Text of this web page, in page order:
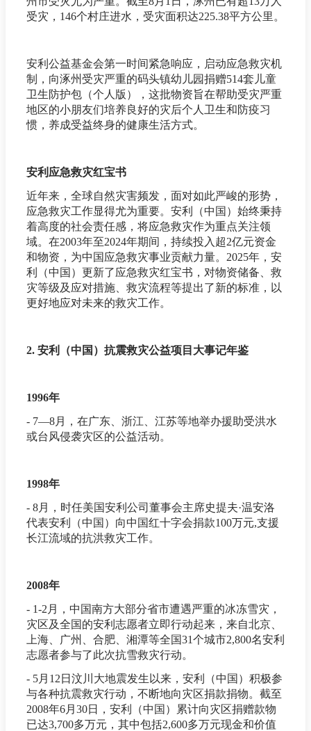
受灾，146个村庄进水，受灾面积达225.38平方公里。
安利公益基金会第一时间紧急响应，启动应急救灾机
制，向涿州受灾严重的码头镇幼儿园捐赠514套儿童
卫生防护包（个人版），这批物资旨在帮助受灾严重
地区的小朋友们培养良好的灾后个人卫生和防疫习
惯，养成受益终身的健康生活方式。
安利应急救灾红宝书
近年来，全球自然灾害频发，面对如此严峻的形势，
应急救灾工作显得尤为重要。安利（中国）始终秉持
着高度的社会责任感，将应急救灾作为重点关注领
域。在2003年至2024年期间，持续投入超2亿元资金
和物资，为中国应急救灾事业贡献力量。2025年，安
利（中国）更新了应急救灾红宝书，对物资储备、救
灾等级及应对措施、救灾流程等提出了新的标准，以
更好地应对未来的救灾工作。
2. 安利（中国）抗震救灾公益项目大事记年鉴
1996年
- 7—8月，在广东、浙江、江苏等地举办援助受洪水
或台风侵袭灾区的公益活动。
1998年
- 8月，时任美国安利公司董事会主席史提夫·温安洛
代表安利（中国）向中国红十字会捐款100万元,支援
长江流域的抗洪救灾工作。
2008年
- 1-2月，中国南方大部分省市遭遇严重的冰冻雪灾，
灾区及全国的安利志愿者立即行动起来，来自北京、
上海、广州、合肥、湘潭等全国31个城市2,800名安利
志愿者参与了此次抗雪救灾行动。
- 5月12日汶川大地震发生以来，安利（中国）积极参
与各种抗震救灾行动，不断地向灾区捐款捐物。截至
2008年6月30日，安利（中国）累计向灾区捐赠款物
已达3,700多万元，其中包括2,600多万元现金和价值